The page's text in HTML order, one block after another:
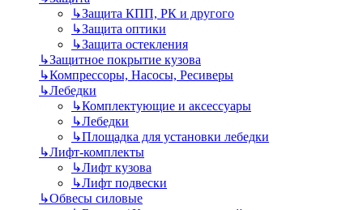
↳Защита КПП, РК и другого
↳Защита оптики
↳Защита остекления
↳Защитное покрытие кузова
↳Компрессоры, Насосы, Ресиверы
↳Лебедки
↳Комплектующие и аксессуары
↳Лебедки
↳Площадка для установки лебедки
↳Лифт-комплекты
↳Лифт кузова
↳Лифт подвески
↳Обвесы силовые